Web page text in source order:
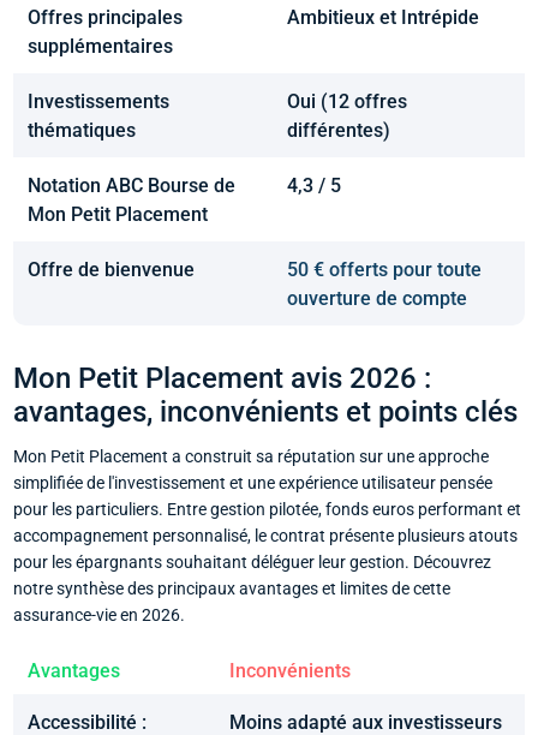
Offres principales
supplémentaires
Ambitieux et Intrépide
Investissements
thématiques
Oui (12 offres
différentes)
Notation ABC Bourse de
Mon Petit Placement
4,3 / 5
Offre de bienvenue
50 € offerts pour toute
ouverture de compte
Mon Petit Placement avis 2026 :
avantages, inconvénients et points clés
Mon Petit Placement a construit sa réputation sur une approche
simplifiée de l'investissement et une expérience utilisateur pensée
pour les particuliers. Entre gestion pilotée, fonds euros performant et
accompagnement personnalisé, le contrat présente plusieurs atouts
pour les épargnants souhaitant déléguer leur gestion. Découvrez
notre synthèse des principaux avantages et limites de cette
assurance-vie en 2026.
Avantages Inconvénients
Accessibilité :
Moins adapté aux investisseurs